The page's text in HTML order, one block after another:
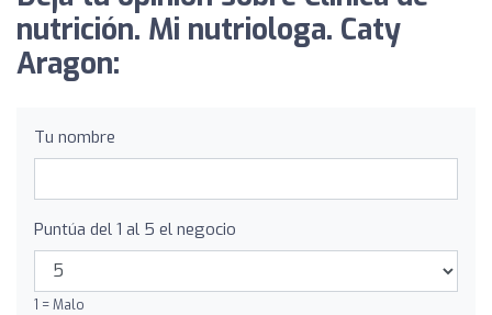
nutrición. Mi nutriologa. Caty
Aragon:
Tu nombre
Puntúa del 1 al 5 el negocio
1 = Malo